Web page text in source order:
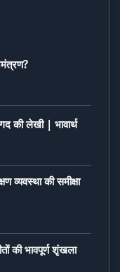
की लेखी | भावार्थ
व्यवस्था की समीक्षा
की भावपूर्ण शृंखला